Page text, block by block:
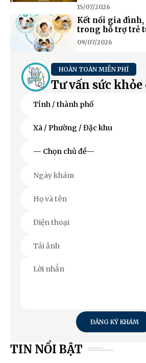
15/07/2026
Kết nối gia đình,
trong hỗ trợ trẻ
09/07/2026
HOÀN TOÀN MIỄN PHÍ
Tư vấn sức
ĐĂNG KÝ KHÁM
TIN NỔI BẬT